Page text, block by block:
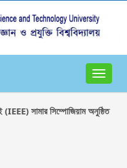
Toggle
সামার সিম্পোজিয়াম অনুষ্ঠিত